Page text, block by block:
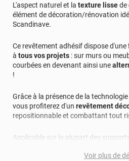
L'aspect naturel et la texture lissede
élément de décoration/rénovation
Scandinave.
Ce revêtement adhésif dispose
à tous vos projets : sur murs ou
courbées en devenant ainsi une
!
Grâce à la présence de la
vous profiterez d'un revêtement
repositionnable et combattant tout
Applicable sur la plupart des
intérieure et extérieure allant jusqu'à
Voir plus de